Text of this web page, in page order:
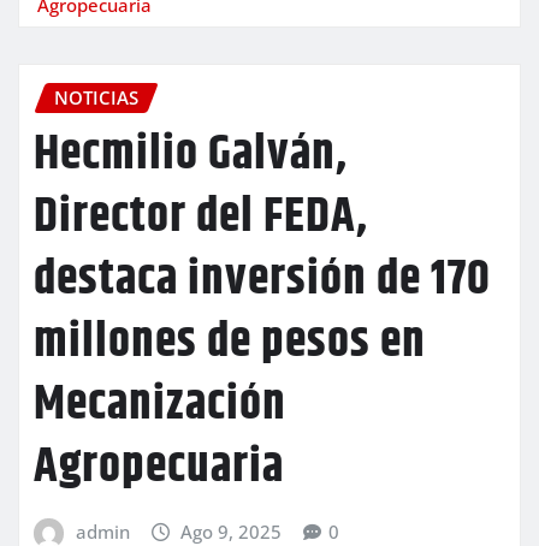
NOTICIAS
Hecmilio Galván,
Director del FEDA,
destaca inversión de 170
millones de pesos en
Mecanización
Agropecuaria
admin Ago 9, 2025 0